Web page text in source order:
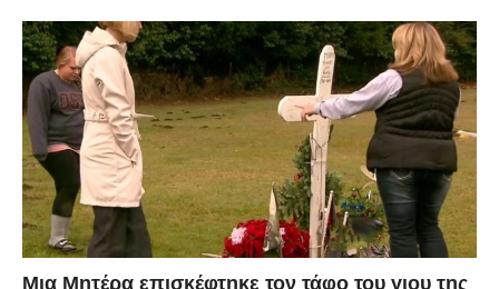
Μια Μητέρα επισκέφτηκε τον τάφο του γιου της